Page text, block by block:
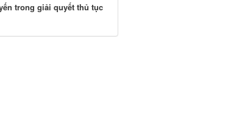
trong giải quyết thủ tục